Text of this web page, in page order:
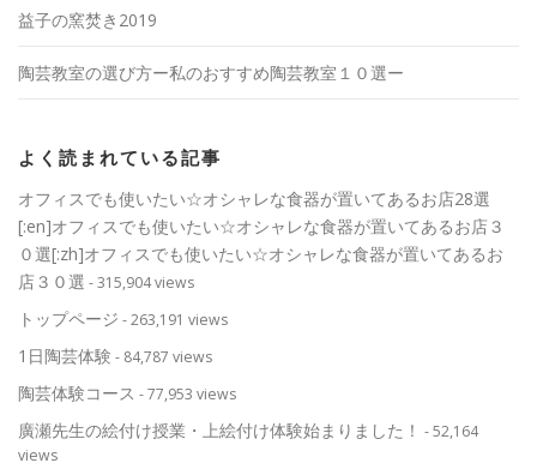
益子の窯焚き2019
陶芸教室の選び方ー私のおすすめ陶芸教室１０選ー
よく読まれている記事
オフィスでも使いたい☆オシャレな食器が置いてあるお店28選
[:en]オフィスでも使いたい☆オシャレな食器が置いてあるお店３
０選[:zh]オフィスでも使いたい☆オシャレな食器が置いてあるお
店３０選 - 315,904 views
トップページ - 263,191 views
1日陶芸体験 - 84,787 views
陶芸体験コース - 77,953 views
廣瀬先生の絵付け授業・上絵付け体験始まりました！ - 52,164
views